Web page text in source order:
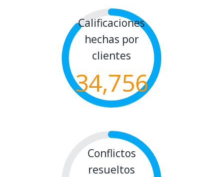
Calificaciones
hechas por
clientes
34,756
Conflictos
resueltos